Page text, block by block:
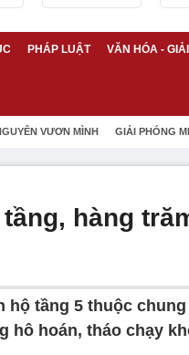
PHÁP LUẬT VĂN HÓA - GIẢI
VƯƠN MÌNH GIẢI PHÓNG
hàng
hộ tầng 5 thuộc
hô hoán, tháo chạy